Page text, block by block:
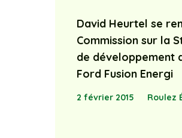
David Heurtel se
Commission sur la
de développement
Ford Fusion Energi
2 février 2015 Roulez